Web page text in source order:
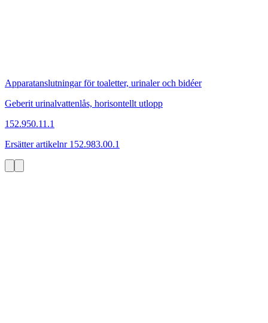
Apparatanslutningar för toaletter, urinaler och bidéer
Geberit urinalvattenlås, horisontellt utlopp
152.950.11.1
Ersätter artikelnr 152.983.00.1